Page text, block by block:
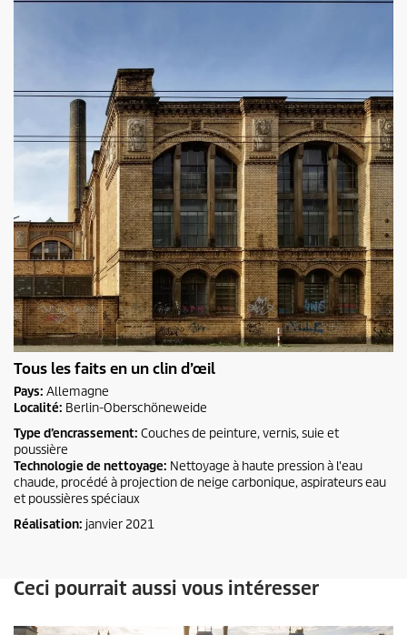
Tous les faits en un clin d’œil
Pays: Allemagne
Localité: Berlin-Oberschöneweide
Type d’encrassement: Couches de peinture, vernis, suie et
poussière
Technologie de nettoyage: Nettoyage à haute pression à l'eau
chaude, procédé à projection de neige carbonique, aspirateurs eau
et poussières spéciaux
Réalisation: janvier 2021
Ceci pourrait aussi vous intéresser